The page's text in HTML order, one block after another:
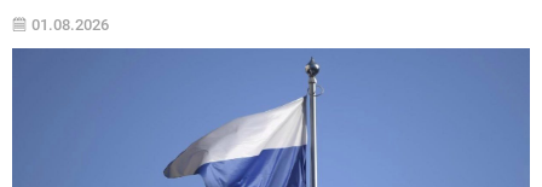
ittifak içinde giderek vazgeçilmez hale geldiği vurgulanıyor. Bu...
01.08.2026